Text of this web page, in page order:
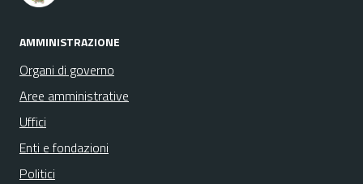
AMMINISTRAZIONE
Organi di governo
Aree amministrative
Uffici
Enti e fondazioni
Politici